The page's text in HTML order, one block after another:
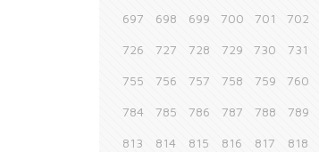
697 698 699 700 701 702
726 727 728 729 730 731
755 756 757 758 759 760
784 785 786 787 788 789
813 814 815 816 817 818